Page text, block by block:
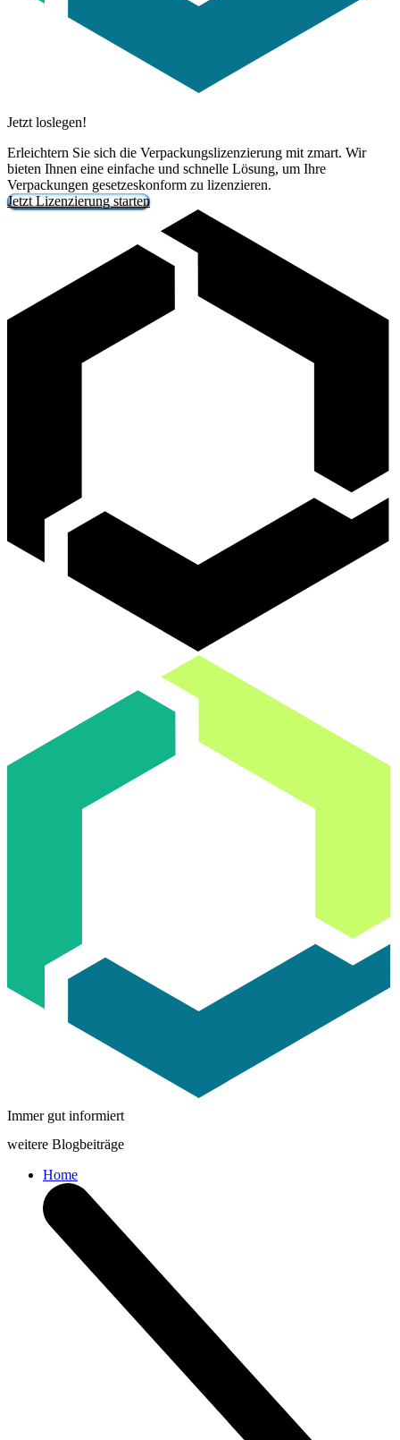
Jetzt loslegen!
Erleichtern Sie sich die Verpackungslizenzierung mit zmart. Wir
bieten Ihnen eine einfache und schnelle Lösung, um Ihre
Verpackungen gesetzeskonform zu lizenzieren.
Jetzt Lizenzierung starten
Immer gut informiert
weitere Blogbeiträge
Home